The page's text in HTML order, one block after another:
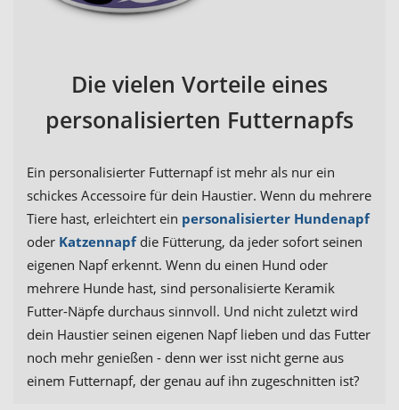
Die vielen Vorteile eines
personalisierten Futternapfs
Ein personalisierter Futternapf ist mehr als nur ein
schickes Accessoire für dein Haustier. Wenn du mehrere
Tiere hast, erleichtert ein personalisierter Hundenapf
oder Katzennapfdie Fütterung, da jeder sofort seinen
eigenen Napf erkennt. Wenn du einen Hund oder
mehrere Hunde hast, sind personalisierte Keramik
Futter-Näpfe durchaus sinnvoll. Und nicht zuletzt wird
dein Haustier seinen eigenen Napf lieben und das Futter
noch mehr genießen - denn wer isst nicht gerne aus
einem Futternapf, der genau auf ihn zugeschnitten ist?